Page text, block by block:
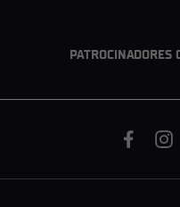
PATROCINADORES